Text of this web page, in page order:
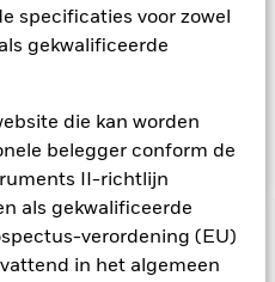
specificaties voor zowel
gekwalificeerde
die kan worden
belegger conform de
II-richtlijn
als gekwalificeerde
verordening (EU)
in het algemeen
naar een
door een combinatie van
Index weerspiegelt.
Kapitaalrisico.De waarde en
kunnen dalen en stijgen, en